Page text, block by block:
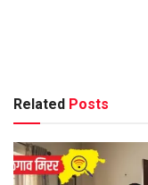
Related Posts